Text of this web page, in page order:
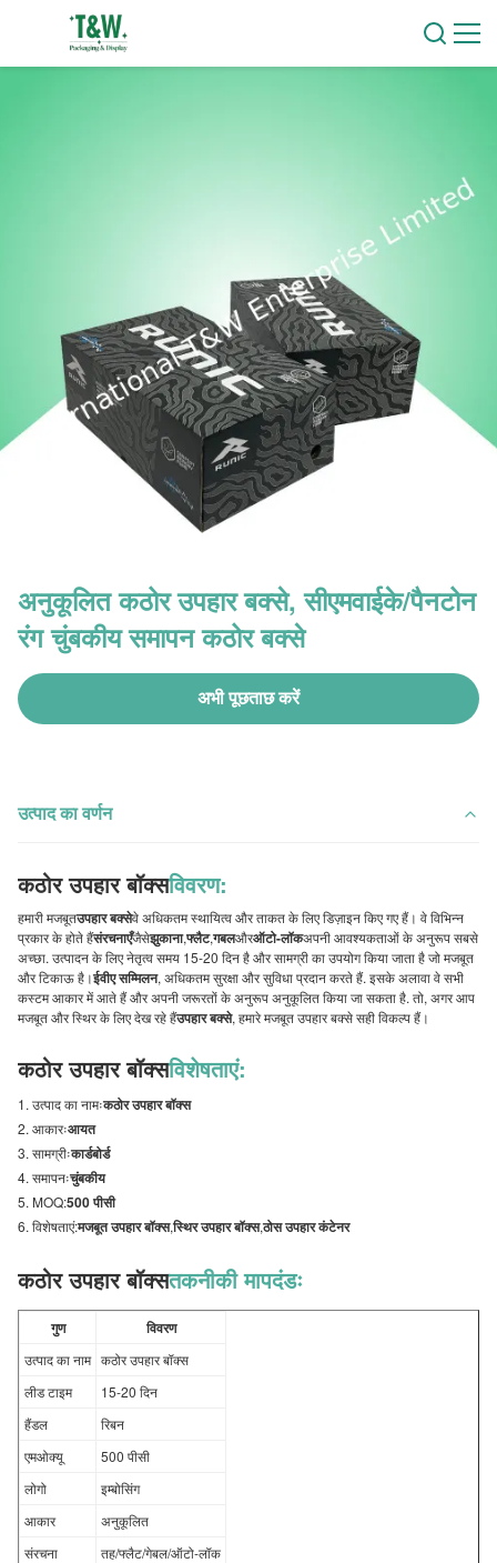
अनुकूलित कठोर उपहार बक्से, सीएमवाईके/पैनटोन
रंग चुंबकीय समापन कठोर बक्से
अभी पूछताछ करें
उत्पाद का वर्णन
कठोर उपहार बॉक्सविवरण:
हमारी मजबूतउपहार बक्सेवे अधिकतम स्थायित्व और ताकत के लिए डिज़ाइन किए गए हैं। वे विभिन्न
प्रकार के होते हैंसंरचनाएँजैसेझुकाना,फ्लैट,गबलऔरऑटो-लॉकअपनी आवश्यकताओं के अनुरूप सबसे
अच्छा. उत्पादन के लिए नेतृत्व समय 15-20 दिन है और सामग्री का उपयोग किया जाता है जो मजबूत
और टिकाऊ है।ईवीए सम्मिलन, अधिकतम सुरक्षा और सुविधा प्रदान करते हैं. इसके अलावा वे सभी
कस्टम आकार में आते हैं और अपनी जरूरतों के अनुरूप अनुकूलित किया जा सकता है. तो, अगर आप
मजबूत और स्थिर के लिए देख रहे हैंउपहार बक्से, हमारे मजबूत उपहार बक्से सही विकल्प हैं।
कठोर उपहार बॉक्सविशेषताएं:
उत्पाद का नामःकठोर उपहार बॉक्स
आकारःआयत
सामग्रीःकार्डबोर्ड
समापनःचुंबकीय
MOQ:500 पीसी
विशेषताएं:मजबूत उपहार बॉक्स,स्थिर उपहार बॉक्स,ठोस उपहार कंटेनर
कठोर उपहार बॉक्सतकनीकी मापदंडः
गुण विवरण
उत्पाद का नाम कठोर उपहार बॉक्स
लीड टाइम
15-20 दिन
हैंडल
रिबन
एमओक्यू
500 पीसी
लोगो
इम्बोसिंग
आकार
अनुकूलित
संरचना
तह/फ्लैट/गेबल/ऑटो-लॉक